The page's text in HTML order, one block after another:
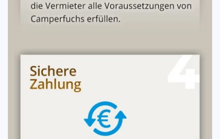
richtet sich je nach Mietdauer, beläuft sich jedoch auf
mindestens 500,00. Bei Nichteinhaltung dieser
ist spätestens 4 Wochen vor Reiseantritt zu leisten. Bei
kurzfristigen Buchungen (weniger als 40 Tage vor
Mietbeginn) wird sofort der gesamte Mietpreis fällig.
Kommt der Mieter mit seinen Zahlungen in Verzug,
Bestimmungen erhoben. Die Kaution ist spätestens bei der
Übernahme des Fahrzeugs zum Mietbeginn zu
hinterlegen. Siehe 5. Kaution.